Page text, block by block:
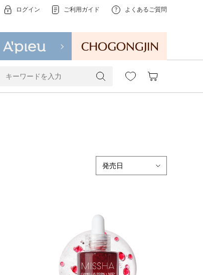
ログイン ご利用ガイド よくあるご質問